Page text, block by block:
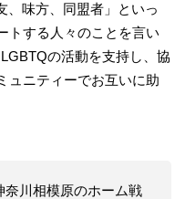
、味方、同盟者」といっ
トする人々のことを言い
の活動を支持し、協
ュニティーでお互いに助
奈川相模原のホーム戦